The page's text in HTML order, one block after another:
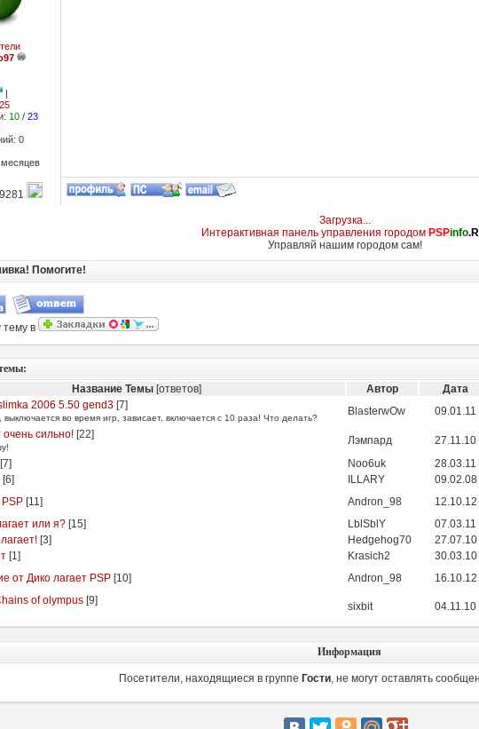
|
10/ 23
0
месяцев
Загрузка...
Интерактивная панель управления городом PSPinfo
Управляй нашим городом сам!
Помогите!
тему в
Название Темы [ответов] Автор Дата
2006 5.50 gend3[7]
выключается во время игр, зависает, включается с 10 раза! Что делать?
BlasterwOw 09.01.11
очень сильно![22] Лэмпард 27.11.10
7] Noo6uk 28.03.11
[6] ILLARY 09.02.08
[11] Andron_98 12.10.12
или я?[15] LblSblY 07.03.11
[3] Hedgehog70 27.07.10
[1] Krasich2 30.03.10
от Дико лагает PSP[10] Andron_98 16.10.12
of olympus[9] sixbit 04.11.10
Информация
Посетители, находящиеся в группе Гости, не могут оставлять